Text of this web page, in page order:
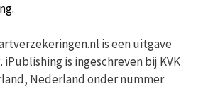
is een uitgave
. iPublishing is ingeschreven bij KVK
Nederland onder nummer